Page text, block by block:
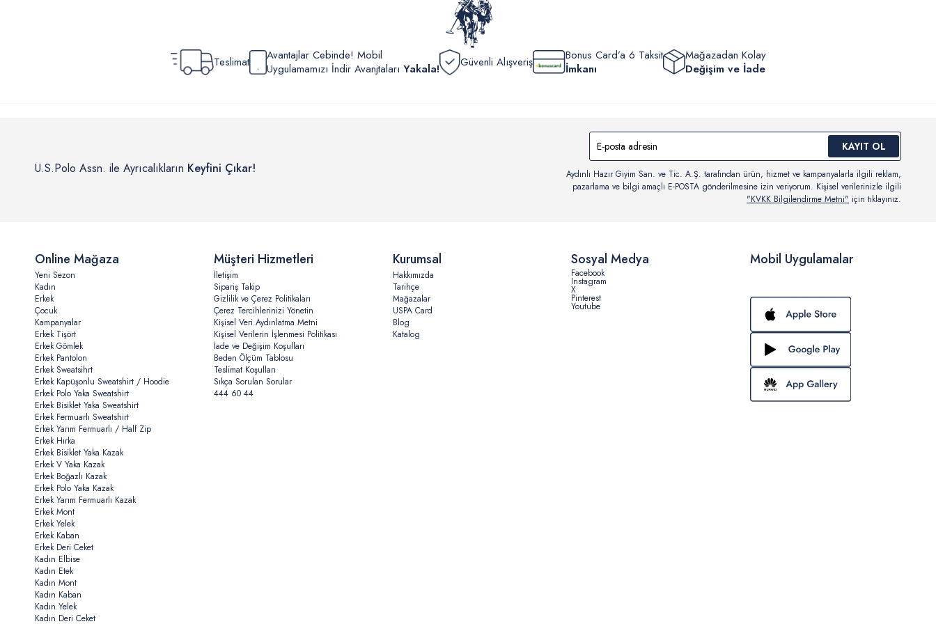
Teslimat
Avantajlar Cebinde! Mobil
Uygulamamızı İndir Avanjtaları Yakala! Güvenli Alışveriş
Bonus Card’a 6 Taksit
İmkanı
Mağazadan Kolay
Değişim ve İade
U.S.Polo Assn. ile Ayrıcalıkların Keyfini Çıkar!
KAYIT OL
Aydınlı Hazır Giyim San. ve Tic. A.Ş. tarafından ürün, hizmet ve kampanyalarla ilgili reklam,
pazarlama ve bilgi amaçlı E-POSTA gönderilmesine izin veriyorum. Kişisel verilerinizle ilgili
"KVKK Bilgilendirme Metni" için tıklayınız.
Mobil Uygulamalar
Online Mağaza
Yeni Sezon
Kadın
Erkek
Çocuk
Kampanyalar
Erkek Tişört
Erkek Gömlek
Erkek Pantolon
Erkek Sweatsihrt
Erkek Kapüşonlu Sweatshirt / Hoodie
Erkek Polo Yaka Sweatshirt
Erkek Bisiklet Yaka Sweatshirt
Erkek Fermuarlı Sweatshirt
Erkek Yarım Fermuarlı / Half Zip
Erkek Hırka
Erkek Bisiklet Yaka Kazak
Erkek V Yaka Kazak
Erkek Boğazlı Kazak
Erkek Polo Yaka Kazak
Erkek Yarım Fermuarlı Kazak
Erkek Mont
Erkek Yelek
Erkek Kaban
Erkek Deri Ceket
Kadın Elbise
Kadın Etek
Kadın Mont
Kadın Kaban
Kadın Yelek
Kadın Deri Ceket
Müşteri Hizmetleri
İletişim
Sipariş Takip
Gizlilik ve Çerez Politikaları
Çerez Tercihlerinizi Yönetin
Kişisel Veri Aydınlatma Metni
Kişisel Verilerin İşlenmesi Politikası
İade ve Değişim Koşulları
Beden Ölçüm Tablosu
Teslimat Koşulları
Sıkça Sorulan Sorular
444 60 44
Kurumsal
Hakkımızda
Tarihçe
Mağazalar
USPA Card
Blog
Katalog
Sosyal Medya
Facebook
Instagram
X
Pinterest
Youtube